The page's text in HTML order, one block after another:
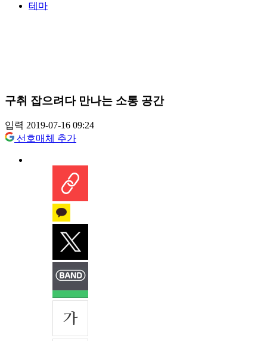
테마
구취 잡으려다 만나는 소통 공간
입력 2019-07-16 09:24
선호매체 추가